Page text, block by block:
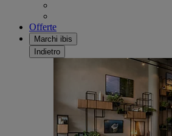
Offerte
Marchi ibis
Indietro